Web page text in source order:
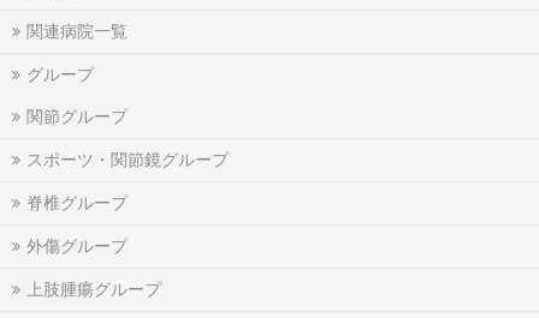
関連病院一覧
グループ
関節グループ
スポーツ・関節鏡グループ
脊椎グループ
外傷グループ
上肢腫瘍グループ